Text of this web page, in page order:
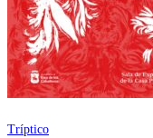
Tríptico